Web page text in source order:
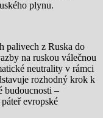
plynu.
palivech z Ruska do
na ruskou válečnou
neutrality v rámci
rozhodný krok k
budoucnosti –
evropské